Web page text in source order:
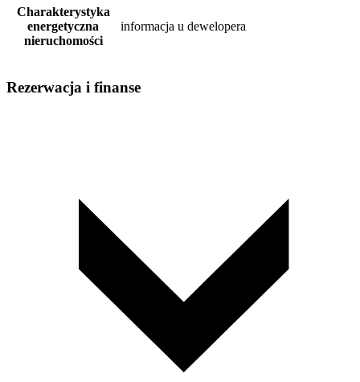
Charakterystyka
energetyczna
nieruchomości
informacja u dewelopera
Rezerwacja i finanse